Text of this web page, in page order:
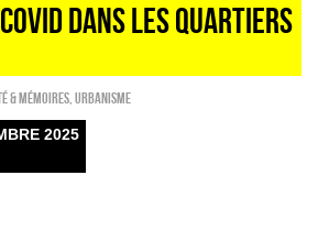
covid dans les quartiers
& Mémoires Urbanisme
2025